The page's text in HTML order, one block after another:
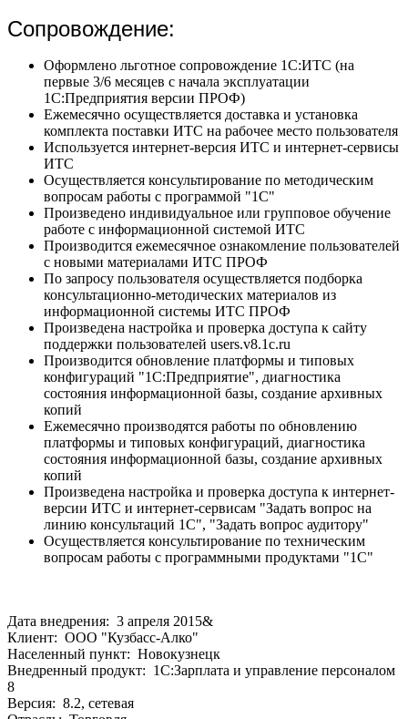
Сопровождение:
Оформлено льготное сопровождение 1С:ИТС (на
первые 3/6 месяцев с начала эксплуатации
1С:Предприятия версии ПРОФ)
Ежемесячно осуществляется доставка и установка
комплекта поставки ИТС на рабочее место пользователя
Используется интернет-версия ИТС и интернет-сервисы
ИТС
Осуществляется консультирование по методическим
вопросам работы с программой "1С"
Произведено индивидуальное или групповое обучение
работе с информационной системой ИТС
Производится ежемесячное ознакомление пользователей
с новыми материалами ИТС ПРОФ
По запросу пользователя осуществляется подборка
консультационно-методических материалов из
информационной системы ИТС ПРОФ
Произведена настройка и проверка доступа к сайту
поддержки пользователей users.v8.1c.ru
Производится обновление платформы и типовых
конфигураций "1С:Предприятие", диагностика
состояния информационной базы, создание архивных
копий
Ежемесячно производятся работы по обновлению
платформы и типовых конфигураций, диагностика
состояния информационной базы, создание архивных
копий
Произведена настройка и проверка доступа к интернет-
версии ИТС и интернет-сервисам "Задать вопрос на
линию консультаций 1С", "Задать вопрос аудитору"
Осуществляется консультирование по техническим
вопросам работы с программными продуктами "1С"
Дата внедрения: 3 апреля 2015&
Клиент: ООО "Кузбасс-Алко"
Населенный пункт: Новокузнецк
Внедренный продукт: 1С:Зарплата и управление персоналом
8
Версия: 8.2, сетевая